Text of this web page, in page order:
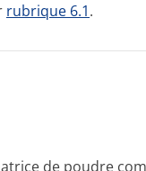
rubrique 6.1.
de poudre